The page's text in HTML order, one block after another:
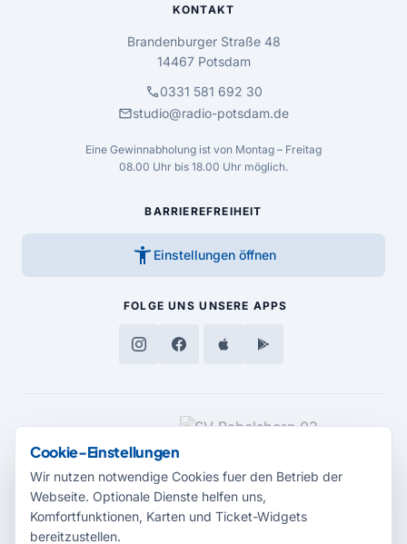
KONTAKT
Brandenburger Straße 48
14467 Potsdam
call0331 581 692 30
mailstudio@radio-potsdam.de
Eine Gewinnabholung ist von Montag – Freitag
08.00 Uhr bis 18.00 Uhr möglich.
BARRIEREFREIHEIT
accessibility_new Einstellungen öffnen
FOLGE UNS UNSERE APPS
MEDIENPARTNER
Cookie-Einstellungen
Wir nutzen notwendige Cookies fuer den Betrieb der
Webseite. Optionale Dienste helfen uns,
Komfortfunktionen, Karten und Ticket-Widgets
bereitzustellen.